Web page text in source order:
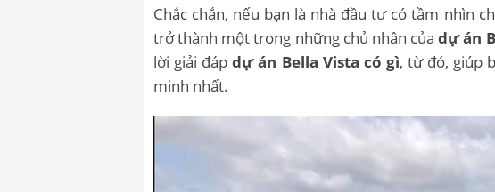
Chắc chắn, nếu bạn là nhà đầu tư có tầm nhìn
trở thành một trong những chủ nhân củadự án
lời giải đápdự án Bella Vista có gì, từ đó, giúp
minh nhất.